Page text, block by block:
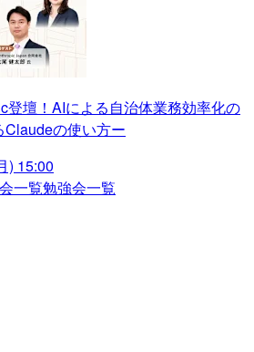
登壇！AIによる自治体業務効率化の
の使い方ー
) 15:00
一覧勉強会一覧